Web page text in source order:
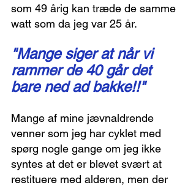
som 49 årig kan træde de samme
watt som da jeg var 25 år.
"Mange siger at når vi
rammer de 40 går det
bare ned ad bakke!!"
Mange af mine jævnaldrende
venner som jeg har cyklet med
spørg nogle gange om jeg ikke
syntes at det er blevet svært at
restituere med alderen, men der